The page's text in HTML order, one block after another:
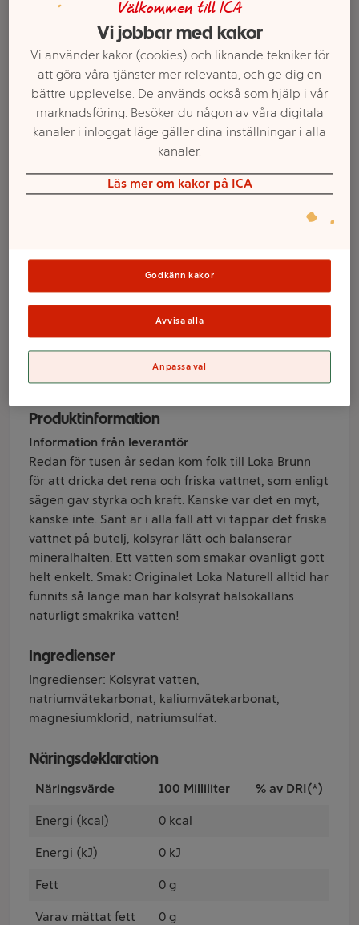
naturell 12-p 33cl
loka
Varumärke
Produktinformation
Information från leverantör
Redan för tusen år sedan kom folk till Loka Brunn
för att dricka det rena och friska vattnet, som enligt
sägen gav styrka och kraft. Kanske var det en myt,
kanske inte. Sant är i alla fall att vi tappar det friska
vattnet på butelj, kolsyrar lätt och balanserar
mineralhalten. Ett vatten som smakar ovanligt gott
helt enkelt. Smak: Originalet Loka Naturell alltid har
funnits så länge man har kolsyrat hälsokällans
naturligt smakrika vatten!
Ingredienser
Ingredienser: Kolsyrat vatten,
natriumvätekarbonat, kaliumvätekarbonat,
magnesiumklorid, natriumsulfat.
Näringsdeklaration
Näringsvärde 100 Milliliter % av DRI(*)
Energi (kcal) 0 kcal
Energi (kJ) 0 kJ
Fett 0 g
Varav mättat fett 0 g
Välj butik och handla
Sortimentet kan variera mellan butikerna
Välkommen till ICA
Vi jobbar med kakor
Vi använder kakor (cookies) och liknande tekniker för
att göra våra tjänster mer relevanta, och ge dig en
bättre upplevelse. De används också som hjälp i vår
marknadsföring. Besöker du någon av våra digitala
kanaler i inloggat läge gäller dina inställningar i alla
kanaler.
Läs mer om kakor på ICA
Godkänn kakor
Avvisa alla
Anpassa val